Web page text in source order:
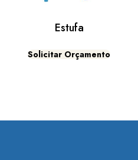
Estufa
Solicitar Orçamento